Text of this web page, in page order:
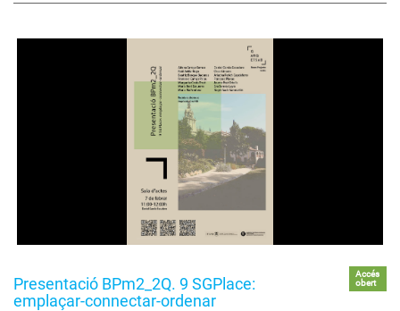
Presentació BPm2_2Q. 9 SGPlace:
emplaçar-connectar-ordenar
Accés
obert